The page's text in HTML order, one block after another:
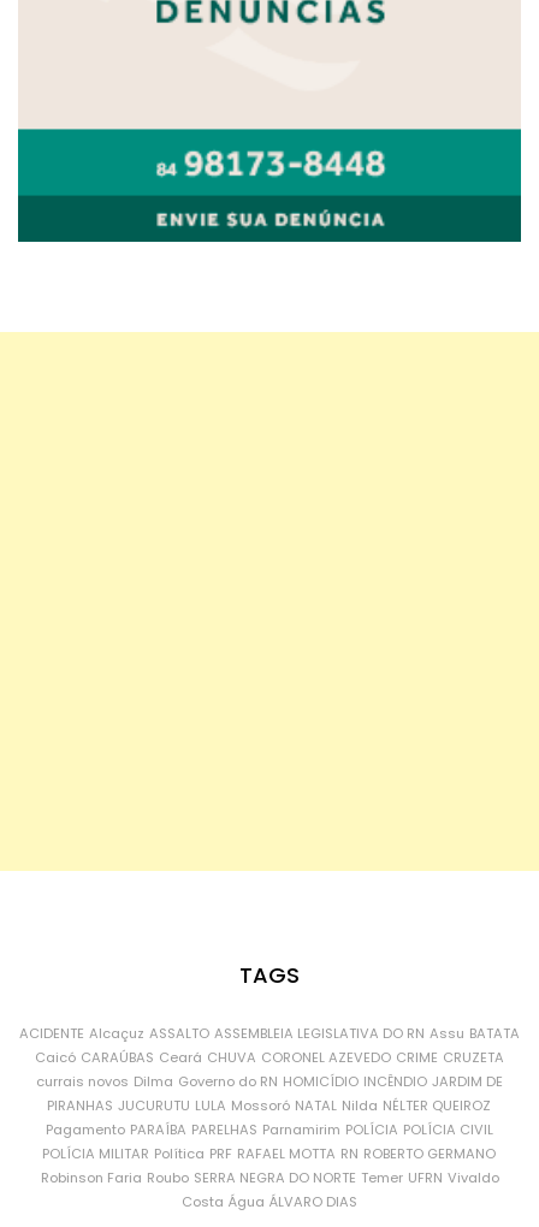
TAGS
ACIDENTE Alcaçuz ASSALTO ASSEMBLEIA LEGISLATIVA DO RN Assu BATATA
Caicó CARAÚBAS Ceará CHUVA CORONEL AZEVEDO CRIME CRUZETA
currais novos Dilma Governo do RN HOMICÍDIO INCÊNDIO JARDIM DE
PIRANHAS JUCURUTU LULA Mossoró NATAL Nilda NÉLTER QUEIROZ
Pagamento PARAÍBA PARELHAS Parnamirim POLÍCIA POLÍCIA CIVIL
POLÍCIA MILITAR Política PRF RAFAEL MOTTA RN ROBERTO GERMANO
Robinson Faria Roubo SERRA NEGRA DO NORTE Temer UFRN Vivaldo
Costa Água ÁLVARO DIAS